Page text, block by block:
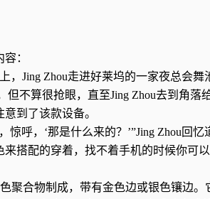
：
，Jing Zhou走进好莱坞的一家夜总会
但不算很抢眼，直至Jing Zhou去到角
到了该款设备。
惊呼，‘那是什么来的？’”Jing Zhou回
来搭配的穿着，找不着手机的时候你可
聚合物制成，带有金色边或银色镶边